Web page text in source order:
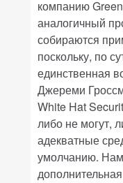
компанию
аналогичный
собираются
поскольку, по
единственная
Джереми
White Hat
либо не могут,
адекватные
умолчанию.